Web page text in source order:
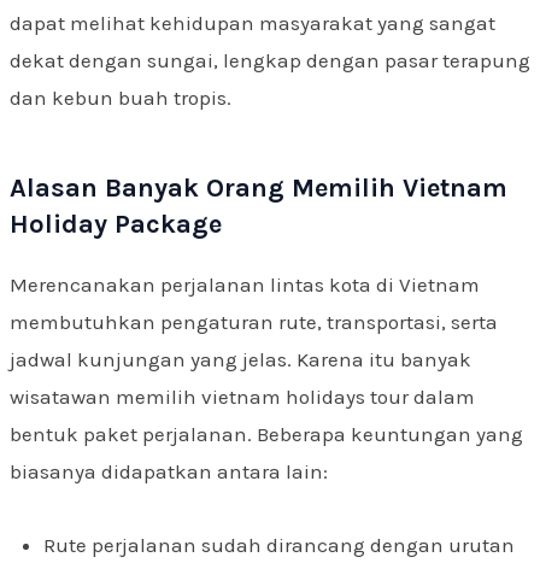
dapat melihat kehidupan masyarakat yang sangat
dekat dengan sungai, lengkap dengan pasar terapung
dan kebun buah tropis.
Alasan Banyak Orang Memilih Vietnam
Holiday Package
Merencanakan perjalanan lintas kota di Vietnam
membutuhkan pengaturan rute, transportasi, serta
jadwal kunjungan yang jelas. Karena itu banyak
wisatawan memilih vietnam holidays tour dalam
bentuk paket perjalanan. Beberapa keuntungan yang
biasanya didapatkan antara lain:
Rute perjalanan sudah dirancang dengan urutan